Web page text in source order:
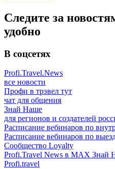
Следите за
удобно
В соцсетях
Profi.Travel.News
все новости
Профи в трэвел тут
чат для общения
Знай Наше
для регионов и создателей
Расписание вебинаров по
Расписание вебинаров по
Сообщество Loyalty
Profi.Travel News в MAX Знай
Profi.travel